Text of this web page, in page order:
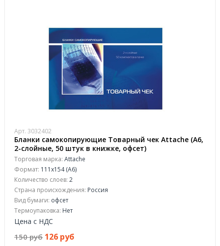
Арт. 3032402
Бланки самокопирующие Товарный чек Attache (А6,
2-слойные, 50 штук в книжке, офсет)
Торговая марка: Attache
Формат: 111x154 (А6)
Количество слоев: 2
Страна происхождения: Россия
Вид бумаги: офсeт
Термоупаковка: Нет
Цена с НДС
150 руб 126 руб